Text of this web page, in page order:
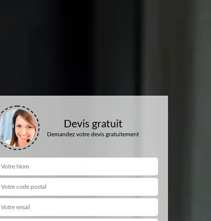
Devis gratuit
Demandez votre devis gratuitement